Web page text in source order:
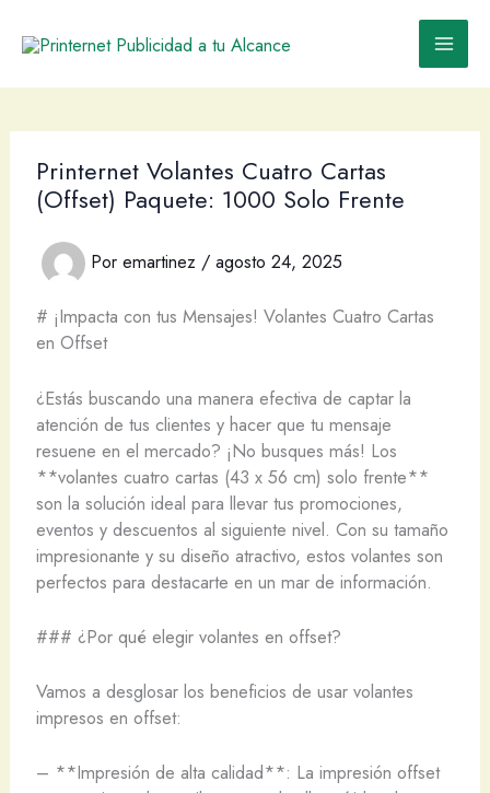
Printernet Volantes Cuatro Cartas
(Offset) Paquete: 1000 Solo Frente
Por emartinez / agosto 24, 2025
# ¡Impacta con tus Mensajes! Volantes Cuatro Cartas
en Offset
¿Estás buscando una manera efectiva de captar la
atención de tus clientes y hacer que tu mensaje
resuene en el mercado? ¡No busques más! Los
**volantes cuatro cartas (43 x 56 cm) solo frente**
son la solución ideal para llevar tus promociones,
eventos y descuentos al siguiente nivel. Con su tamaño
impresionante y su diseño atractivo, estos volantes son
perfectos para destacarte en un mar de información.
### ¿Por qué elegir volantes en offset?
Vamos a desglosar los beneficios de usar volantes
impresos en offset:
– **Impresión de alta calidad**: La impresión offset